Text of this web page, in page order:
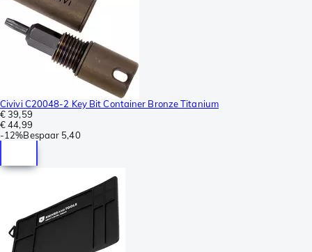
Civivi C20048-2 Key Bit Container Bronze Titanium
€ 39,59
€ 44,99
-12%Bespaar 5,40